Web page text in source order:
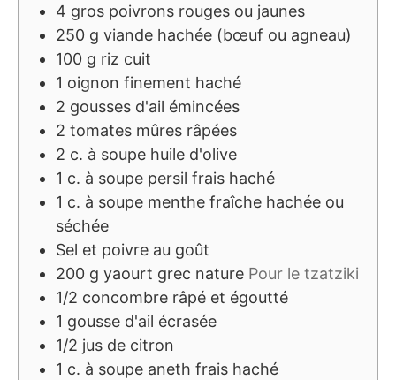
4 gros poivrons rouges ou jaunes
250 g viande hachée (bœuf ou agneau)
100 g riz cuit
1 oignon finement haché
2 gousses d'ail émincées
2 tomates mûres râpées
2 c. à soupe huile d'olive
1 c. à soupe persil frais haché
1 c. à soupe menthe fraîche hachée ou
séchée
Sel et poivre au goût
200 g yaourt grec nature Pour le tzatziki
1/2 concombre râpé et égoutté
1 gousse d'ail écrasée
1/2 jus de citron
1 c. à soupe aneth frais haché